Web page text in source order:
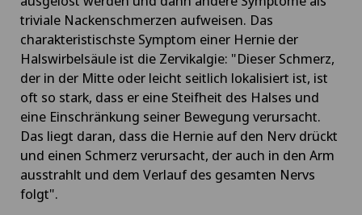
triviale Nackenschmerzen aufweisen. Das
charakteristischste Symptom einer Hernie der
Halswirbelsäule ist die Zervikalgie: "Dieser Schmerz,
der in der Mitte oder leicht seitlich lokalisiert ist, ist
oft so stark, dass er eine Steifheit des Halses und
eine Einschränkung seiner Bewegung verursacht.
Das liegt daran, dass die Hernie auf den Nerv drückt
und einen Schmerz verursacht, der auch in den Arm
ausstrahlt und dem Verlauf des gesamten Nervs
folgt".